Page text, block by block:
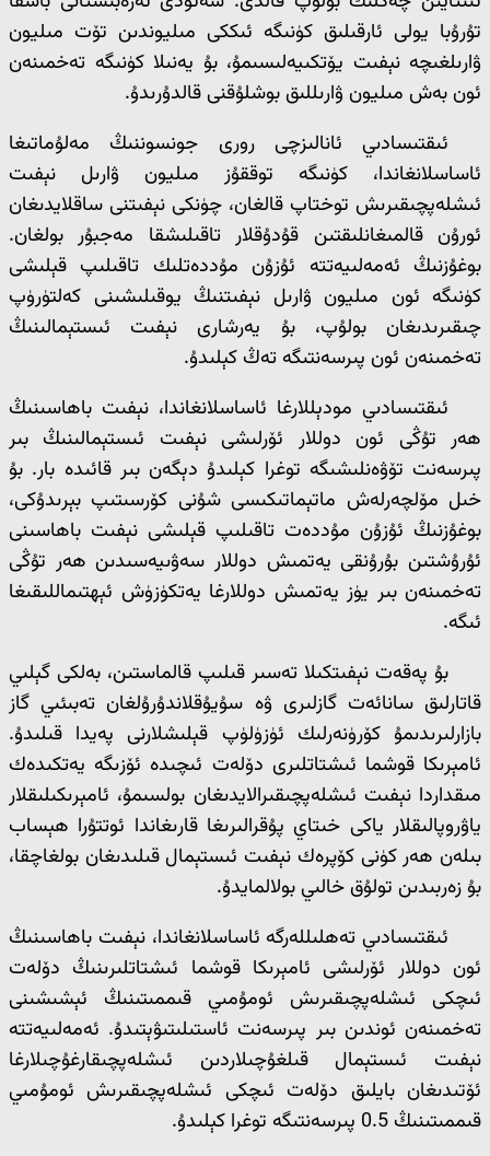
تۇرۇبا يولى ئارقىلىق كۈنىگە ئىككى مىليوندىن تۆت مىليون
ۋارىلغىچە نېفىت يۆتكىيەلىسىمۇ، بۇ يەنىلا كۈنىگە تەخمىنەن
ئون بەش مىليون ۋارىللىق بوشلۇقنى قالدۇرىدۇ.
ئىقتىسادىي ئانالىزچى رورى جونسوننىڭ مەلۇماتىغا
ئاساسلانغاندا، كۈنىگە توققۇز مىليون ۋارىل نېفىت
ئىشلەپچىقىرىش توختاپ قالغان، چۈنكى نېفىتنى ساقلايدىغان
ئورۇن قالمىغانلىقتىن قۇدۇقلار تاقىلىشقا مەجبۇر بولغان.
بوغۇزنىڭ ئەمەلىيەتتە ئۇزۇن مۇددەتلىك تاقىلىپ قېلىشى
كۈنىگە ئون مىليون ۋارىل نېفىتنىڭ يوقىلىشىنى كەلتۈرۈپ
چىقىرىدىغان بولۇپ، بۇ يەرشارى نېفىت ئىستېمالىنىڭ
تەخمىنەن ئون پىرسەنتىگە تەڭ كېلىدۇ.
ئىقتىسادىي مودېللارغا ئاساسلانغاندا، نېفىت باھاسىنىڭ
ھەر تۇڭى ئون دوللار ئۆرلىشى نېفىت ئىستېمالىنىڭ بىر
پىرسەنت تۆۋەنلىشىگە توغرا كېلىدۇ دېگەن بىر قائىدە بار. بۇ
خىل مۆلچەرلەش ماتېماتىكىسى شۇنى كۆرسىتىپ بېرىدۇكى،
بوغۇزنىڭ ئۇزۇن مۇددەت تاقىلىپ قېلىشى نېفىت باھاسىنى
ئۇرۇشتىن بۇرۇنقى يەتمىش دوللار سەۋىيەسىدىن ھەر تۇڭى
تەخمىنەن بىر يۈز يەتمىش دوللارغا يەتكۈزۈش ئېھتىماللىقىغا
ئىگە.
بۇ پەقەت نېفىتكىلا تەسىر قىلىپ قالماستىن، بەلكى گېلىي
قاتارلىق سانائەت گازلىرى ۋە سۇيۇقلاندۇرۇلغان تەبىئىي گاز
بازارلىرىدىمۇ كۆرۈنەرلىك ئۈزۈلۈپ قېلىشلارنى پەيدا قىلىدۇ.
ئامېرىكا قوشما ئىشتاتلىرى دۆلەت ئىچىدە ئۆزىگە يەتكىدەك
مىقداردا نېفىت ئىشلەپچىقىرالايدىغان بولسىمۇ، ئامېرىكىلىقلار
ياۋروپالىقلار ياكى خىتاي پۇقرالىرىغا قارىغاندا ئوتتۇرا ھېساب
بىلەن ھەر كۈنى كۆپرەك نېفىت ئىستېمال قىلىدىغان بولغاچقا،
بۇ زەربىدىن تولۇق خالىي بولالمايدۇ.
ئىقتىسادىي تەھلىللەرگە ئاساسلانغاندا، نېفىت باھاسىنىڭ
ئون دوللار ئۆرلىشى ئامېرىكا قوشما ئىشتاتلىرىنىڭ دۆلەت
ئىچكى ئىشلەپچىقىرىش ئومۇمىي قىممىتىنىڭ ئېشىشىنى
تەخمىنەن ئوندىن بىر پىرسەنت ئاستىلىتىۋېتىدۇ. ئەمەلىيەتتە
نېفىت ئىستېمال قىلغۇچىلاردىن ئىشلەپچىقارغۇچىلارغا
ئۆتىدىغان بايلىق دۆلەت ئىچكى ئىشلەپچىقىرىش ئومۇمىي
قىممىتىنىڭ 0.5 پىرسەنتىگە توغرا كېلىدۇ.